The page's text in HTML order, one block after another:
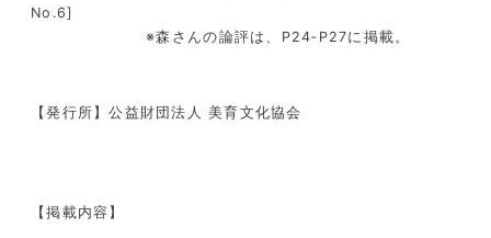
No.6]
※森さんの論評は、P24‐P27に掲載。
【発行所】公益財団法人 美育文化協会
【掲載内容】